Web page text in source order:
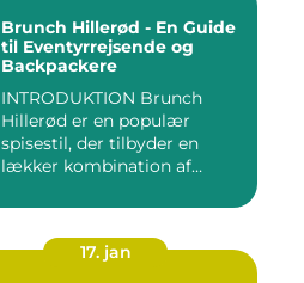
Brunch Hillerød - En Guide
til Eventyrrejsende og
Backpackere
INTRODUKTION Brunch
Hillerød er en populær
spisestil, der tilbyder en
lækker kombination af
17. jan